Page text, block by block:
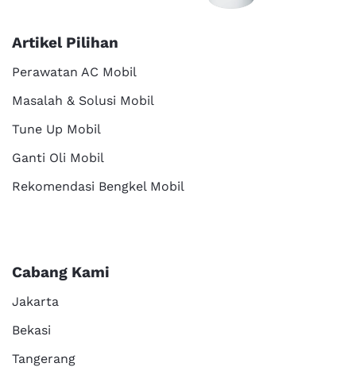
Artikel Pilihan
Perawatan AC Mobil
Masalah & Solusi Mobil
Tune Up Mobil
Ganti Oli Mobil
Rekomendasi Bengkel Mobil
Cabang Kami
Jakarta
Bekasi
Tangerang